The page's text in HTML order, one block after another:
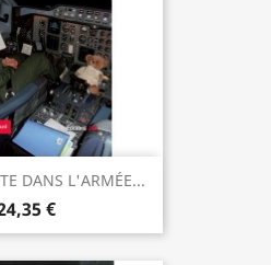
DANS L'ARMÉE...
€